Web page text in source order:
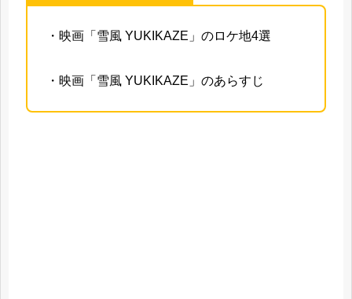
・映画「雪風 YUKIKAZE」のロケ地4選
・映画「雪風 YUKIKAZE」のあらすじ